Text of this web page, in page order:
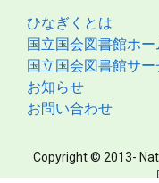
ひなぎくとは
国立国会図書館ホー
国立国会図書館サー
お知らせ
お問い合わせ
Copyright © 2013-